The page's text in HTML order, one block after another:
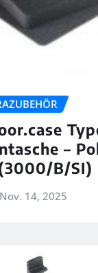
–
B/SI)
Nov. 14, 2025